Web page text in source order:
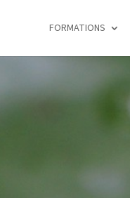
FORMATIONS